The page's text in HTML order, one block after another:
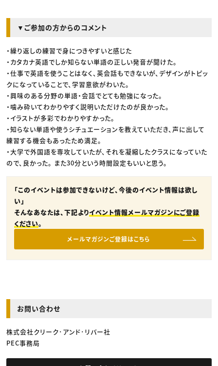
▼ご参加の方からのコメント
・繰り返しの練習で身につきやすいと感じた
・カタカナ英語でしか知らない単語の正しい発音が聞けた。
・仕事で英語を使うことはなく、英会話もできないが、デザインがトピッ
クになっていることで、学習意欲がわいた。
・興味のある分野の単語・会話でとても勉強になった。
・噛み砕いてわかりやすく説明いただけたのが良かった。
・イラストが多彩でわかりやすかった。
・知らない単語や使うシチュエーションを教えていただき、声に出して
練習する機会もあったため満足。
・大学で外国語を専攻していたが、それを凝縮したクラスになっていた
ので、良かった。 また30分という時間設定もいいと思う。
「このイベントは参加できないけど、今後のイベント情報は欲し
い」
そんなあなたは、下記よりイベント情報メールマガジンにご登録
ください。
メールマガジンご登録はこちら
お問い合わせ
株式会社クリーク･アンド･リバー社
PEC事務局